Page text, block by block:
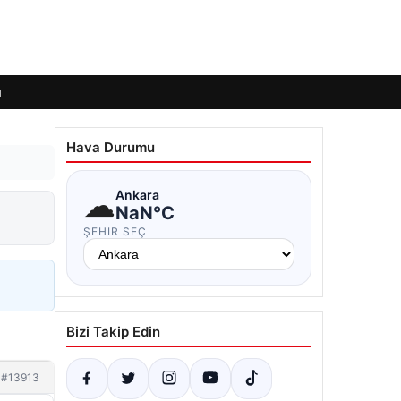
#13913
Hava Durumu
☁Ankara
NaN°C
ŞEHIR SEÇ
Bizi Takip Edin